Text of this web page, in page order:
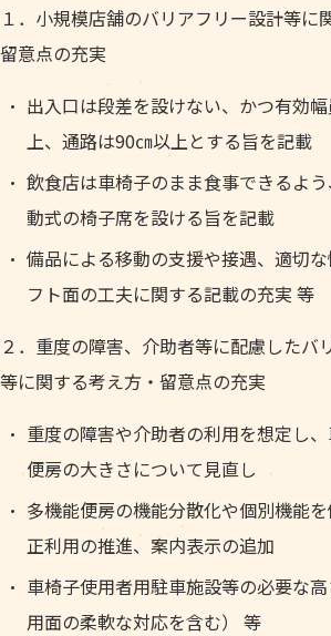
１．小規模店舗のバリアフリー設計等に
留意点の充実
出入口は段差を設けない、かつ有効
上、通路は90㎝以上とする旨を記載
飲食店は車椅子のまま食事できるよ
動式の椅子席を設ける旨を記載
備品による移動の支援や接遇、適切
フト面の工夫に関する記載の充実 等
２．重度の障害、介助者等に配慮したバ
等に関する考え方・留意点の充実
重度の障害や介助者の利用を想定し
便房の大きさについて見直し
多機能便房の機能分散化や個別機能
正利用の推進、案内表示の追加
車椅子使用者用駐車施設等の必要な
用面の柔軟な対応を含む） 等